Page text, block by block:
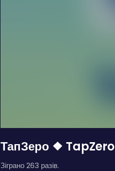
ТапЗеро ❖ TapZero
Зіграно 263 разів.